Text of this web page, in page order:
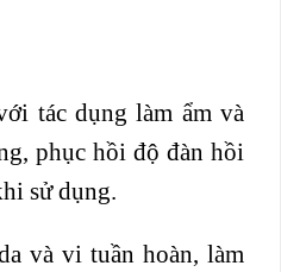
tác dụng làm ẩm và
phục hồi độ đàn hồi
sử dụng.
và vi tuần hoàn, làm